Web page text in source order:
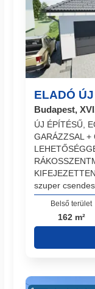
ELADÓ
Budapest,
ÚJ ÉPÍTÉSŰ,
GARÁZZSAL +
szuper
Belső terület
162 m²